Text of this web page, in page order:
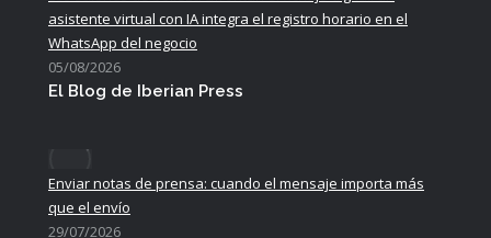
asistente virtual con IA integra el registro horario en el
WhatsApp del negocio
05/08/2026
El Blog de Iberian Press
Enviar notas de prensa: cuando el mensaje importa más
que el envío
29/07/2026